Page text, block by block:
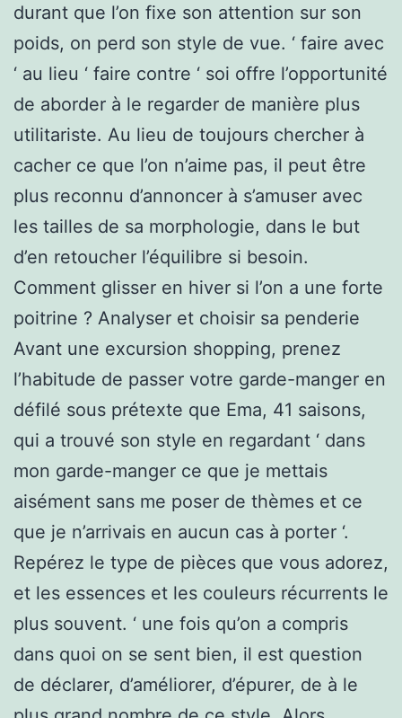
durant que l’on fixe son attention sur son
poids, on perd son style de vue. ‘ faire avec
‘ au lieu ‘ faire contre ‘ soi offre l’opportunité
de aborder à le regarder de manière plus
utilitariste. Au lieu de toujours chercher à
cacher ce que l’on n’aime pas, il peut être
plus reconnu d’annoncer à s’amuser avec
les tailles de sa morphologie, dans le but
d’en retoucher l’équilibre si besoin.
Comment glisser en hiver si l’on a une forte
poitrine ? Analyser et choisir sa penderie
Avant une excursion shopping, prenez
l’habitude de passer votre garde-manger en
défilé sous prétexte que Ema, 41 saisons,
qui a trouvé son style en regardant ‘ dans
mon garde-manger ce que je mettais
aisément sans me poser de thèmes et ce
que je n’arrivais en aucun cas à porter ‘.
Repérez le type de pièces que vous adorez,
et les essences et les couleurs récurrents le
plus souvent. ‘ une fois qu’on a compris
dans quoi on se sent bien, il est question
de déclarer, d’améliorer, d’épurer, de à le